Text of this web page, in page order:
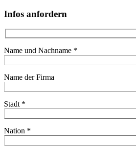
Infos anfordern
Name und Nachname *
Name der Firma
Stadt *
Nation *